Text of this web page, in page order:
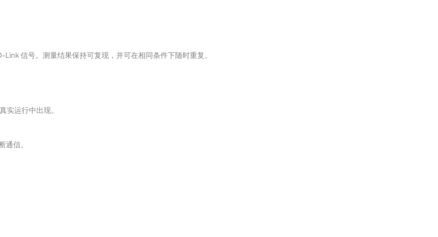
信号。测量结果保持可复现，并可在相同条件下随时重复。
实运行中出现。
信。